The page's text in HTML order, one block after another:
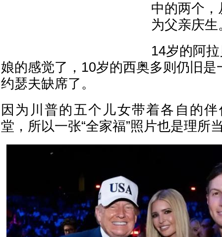
中的两个
为父亲庆生
14岁的阿
娘的感觉了，10岁的西奥多则仍旧是
约瑟夫缺席了。
因为川普的五个儿女带着各自的
堂，所以一张“全家福”照片也是理所